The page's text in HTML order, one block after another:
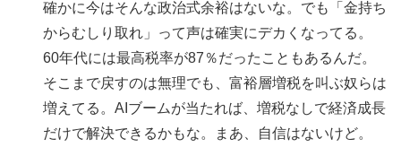
確かに今はそんな政治式余裕はないな。でも「金持ち
からむしり取れ」って声は確実にデカくなってる。
60年代には最高税率が87％だったこともあるんだ。
そこまで戻すのは無理でも、富裕層増税を叫ぶ奴らは
増えてる。AIブームが当たれば、増税なしで経済成長
だけで解決できるかもな。まあ、自信はないけど。